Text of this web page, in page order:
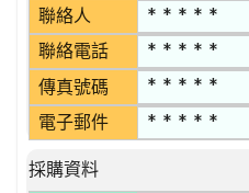
聯絡人 * * * * *
聯絡電話 * * * * *
傳真號碼 * * * * *
電子郵件 * * * * *
採購資料